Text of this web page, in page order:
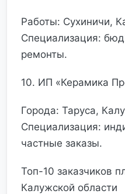
Работы: Сухиничи,
Специализация:
ремонты.
10. ИП «Керамика
Города: Таруса,
Специализация:
частные заказы.
Топ-10 заказчиков
Калужской области